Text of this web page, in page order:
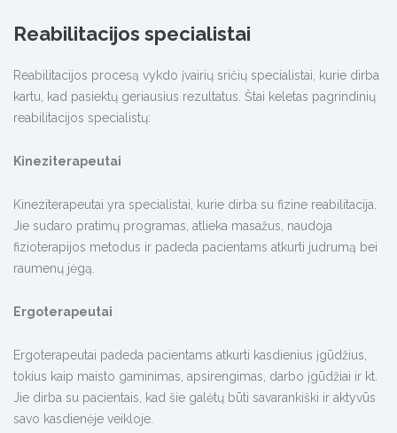
Reabilitacijos specialistai
Reabilitacijos procesą vykdo įvairių sričių specialistai, kurie dirba
kartu, kad pasiektų geriausius rezultatus. Štai keletas pagrindinių
reabilitacijos specialistų:
Kineziterapeutai
Kineziterapeutai yra specialistai, kurie dirba su fizine reabilitacija.
Jie sudaro pratimų programas, atlieka masažus, naudoja
fizioterapijos metodus ir padeda pacientams atkurti judrumą bei
raumenų jėgą.
Ergoterapeutai
Ergoterapeutai padeda pacientams atkurti kasdienius įgūdžius,
tokius kaip maisto gaminimas, apsirengimas, darbo įgūdžiai ir kt.
Jie dirba su pacientais, kad šie galėtų būti savarankiški ir aktyvūs
savo kasdienėje veikloje.